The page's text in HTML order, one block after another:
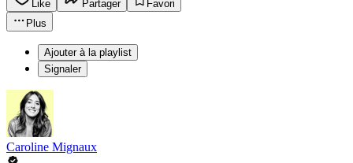
Like Partager
Favori
Plus
Ajouter à la playlist
Signaler
Caroline Mignaux